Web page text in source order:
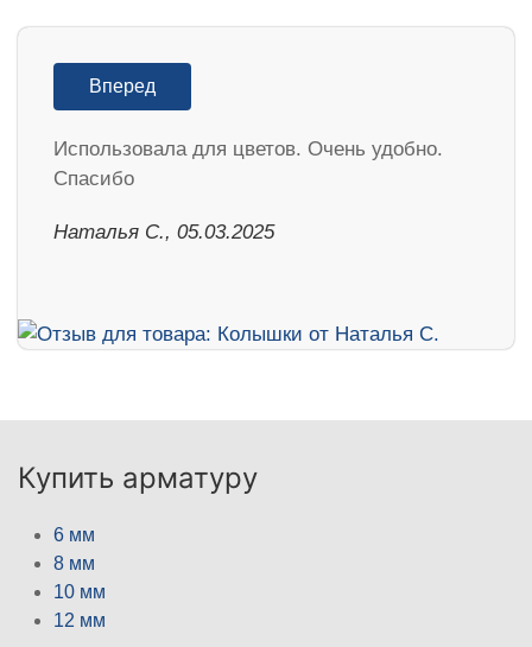
Вперед
Использовала для цветов. Очень удобно.
Спасибо
Наталья С., 05.03.2025
Купить арматуру
6 мм
8 мм
10 мм
12 мм